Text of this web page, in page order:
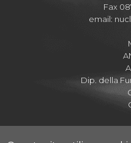
Fax
email:
Dip. della